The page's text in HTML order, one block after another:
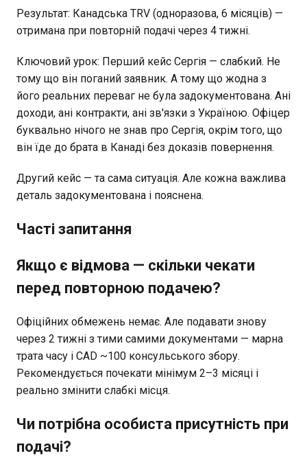
Результат: Канадська TRV (одноразова, 6 місяців) —
отримана при повторній подачі через 4 тижні.
Ключовий урок: Перший кейс Сергія — слабкий. Не
тому що він поганий заявник. А тому що жодна з
його реальних переваг не була задокументована. Ані
доходи, ані контракти, ані зв'язки з Україною. Офіцер
буквально нічого не знав про Сергія, окрім того, що
він їде до брата в Канаді без доказів повернення.
Другий кейс — та сама ситуація. Але кожна важлива
деталь задокументована і пояснена.
Часті запитання
Якщо є відмова — скільки чекати
перед повторною подачею?
Офіційних обмежень немає. Але подавати знову
через 2 тижні з тими самими документами — марна
трата часу і CAD ~100 консульського збору.
Рекомендується почекати мінімум 2–3 місяці і
реально змінити слабкі місця.
Чи потрібна особиста присутність при
подачі?